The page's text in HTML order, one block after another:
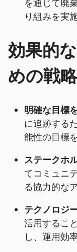
を通じて廃
り組みを実
効果的
めの戦略
明確な目標
に追跡する
能性の目標
ステークホ
てコミュニ
る協力的な
テクノロジ
活用するこ
し、運用効